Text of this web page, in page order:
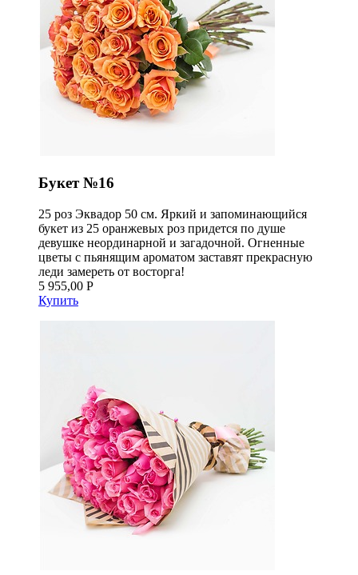
Букет №16
25 роз Эквадор 50 см. Яркий и запоминающийся
букет из 25 оранжевых роз придется по душе
девушке неординарной и загадочной. Огненные
цветы с пьянящим ароматом заставят прекрасную
леди замереть от восторга!
5 955,00 Р
Купить